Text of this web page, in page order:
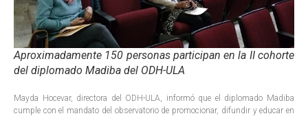
Aproximadamente 150 personas participan en la II cohorte
del diplomado Madiba del ODH-ULA
Mayda Hocevar, directora del ODH-ULA, informó que el diplomado Madiba
cumple con el mandato del observatorio de promocionar, difundir y educar en